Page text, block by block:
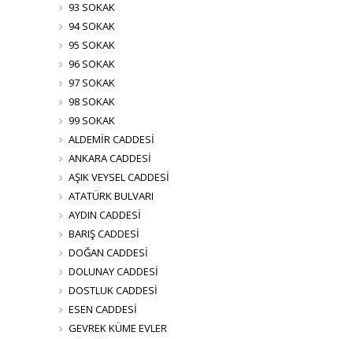
93 SOKAK
94 SOKAK
95 SOKAK
96 SOKAK
97 SOKAK
98 SOKAK
99 SOKAK
ALDEMİR CADDESİ
ANKARA CADDESİ
AŞIK VEYSEL CADDESİ
ATATÜRK BULVARI
AYDIN CADDESİ
BARIŞ CADDESİ
DOĞAN CADDESİ
DOLUNAY CADDESİ
DOSTLUK CADDESİ
ESEN CADDESİ
GEVREK KÜME EVLER